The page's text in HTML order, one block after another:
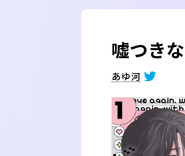
嘘つき
あゆ河